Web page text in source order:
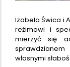
Izabela Świca i
reżimowi i
mierzyć się
własnymi